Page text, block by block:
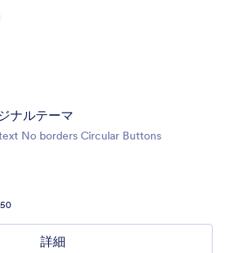
ナルテーマ
No borders Circular Buttons
詳細